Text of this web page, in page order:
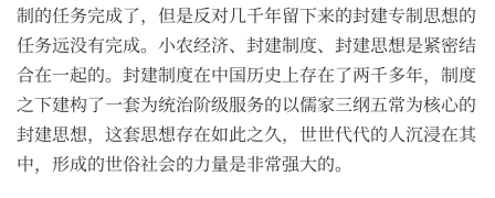
制的任务完成了，但是反对几千年留下来的封建专制思想的
任务远没有完成。小农经济、封建制度、封建思想是紧密结
合在一起的。封建制度在中国历史上存在了两千多年，制度
之下建构了一套为统治阶级服务的以儒家三纲五常为核心的
封建思想，这套思想存在如此之久，世世代代的人沉浸在其
中，形成的世俗社会的力量是非常强大的。